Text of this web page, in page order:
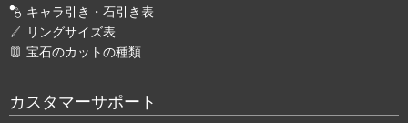
キャラ引き・石引き表
リングサイズ表
宝石のカットの種類
カスタマーサポート